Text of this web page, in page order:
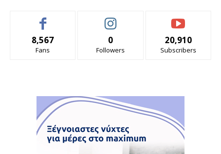
8,567
Fans
0
Followers
20,910
Subscribers